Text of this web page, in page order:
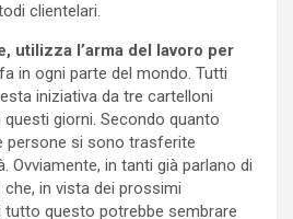
clientelari.
utilizza l’arma del lavoro per
in ogni parte del mondo. Tutti
iniziativa da tre cartelloni
giorni. Secondo quanto
persone si sono trasferite
Ovviamente, in tanti già parlano di
in vista dei prossimi
questo potrebbe sembrare